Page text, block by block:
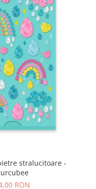
stralucitoare -
RON